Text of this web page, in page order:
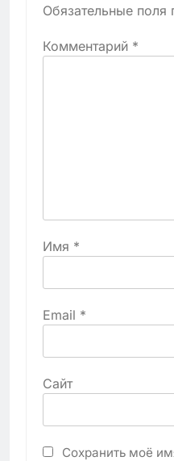
Обязательные поля
Комментарий *
Имя *
Email *
Сайт
Сохранить моё